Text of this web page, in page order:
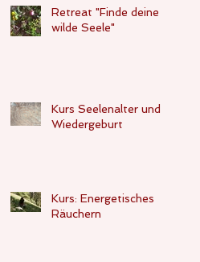
Retreat "Finde deine
wilde Seele"
Kurs Seelenalter und
Wiedergeburt
Kurs: Energetisches
Räuchern